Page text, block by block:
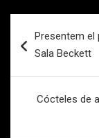
de
Presentem el
Sala Beckett
Cócteles de